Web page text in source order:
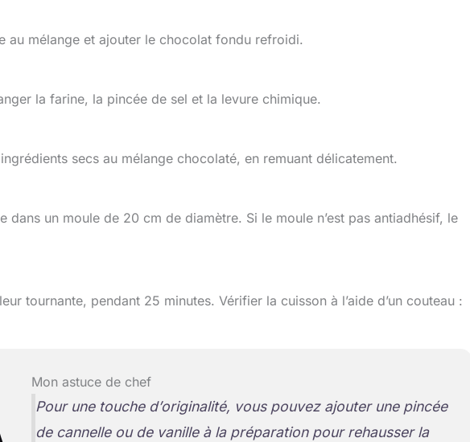
au mélange et ajouter le chocolat fondu refroidi.
la farine, la pincée de sel et la levure chimique.
secs au mélange chocolaté, en remuant délicatement.
dans un moule de 20 cm de diamètre. Si le moule n’est pas antiadhésif, le
tournante, pendant 25 minutes. Vérifier la cuisson à l’aide d’un couteau :
Mon astuce de chef
Pour une touche d’originalité, vous pouvez ajouter une pincée
de cannelle ou de vanille à la préparation pour rehausser la